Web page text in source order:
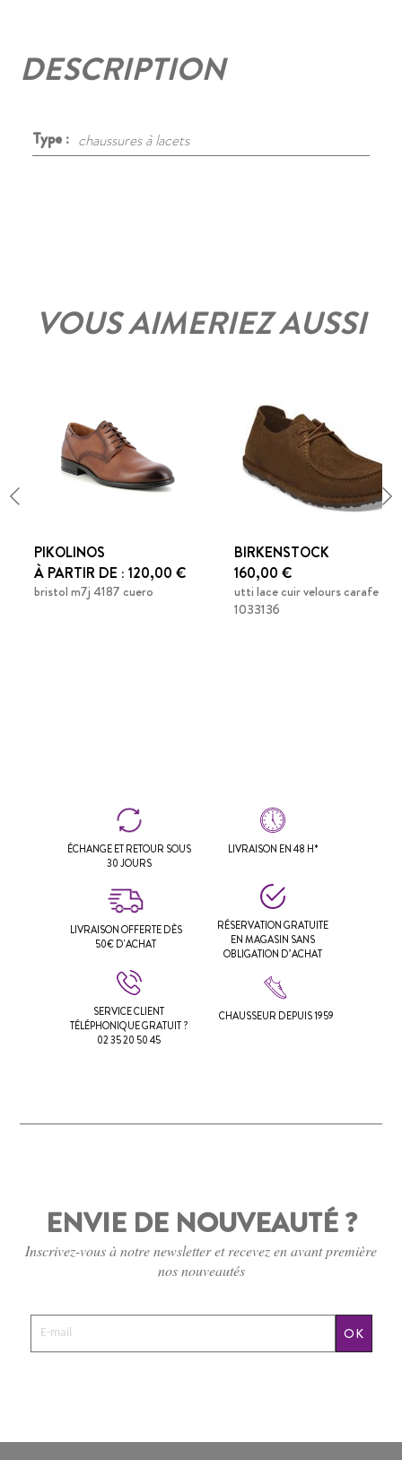
DESCRIPTION
Type : chaussures à lacets
VOUS AIMERIEZ AUSSI
PIKOLINOS
À PARTIR DE : 120,00 €
bristol m7j 4187 cuero
BIRKENSTOCK
160,00 €
utti lace cuir velours carafe
1033136
ÉCHANGE ET RETOUR SOUS
30 JOURS
LIVRAISON EN 48 H*
LIVRAISON OFFERTE DÈS
50€ D'ACHAT
RÉSERVATION GRATUITE
EN MAGASIN SANS
OBLIGATION D’ACHAT
SERVICE CLIENT
TÉLÉPHONIQUE GRATUIT ?
02 35 20 50 45
CHAUSSEUR DEPUIS 1959
ENVIE DE NOUVEAUTÉ ?
Inscrivez-vous à notre newsletter et recevez en avant première
nos nouveautés
OK